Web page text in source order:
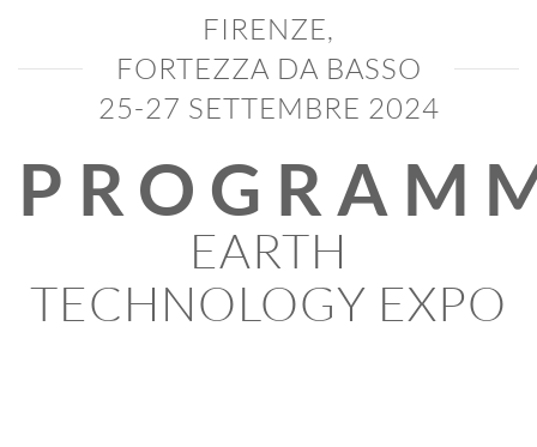
FIRENZE,
FORTEZZA DA BASSO
25-27 SETTEMBRE 2024
EARTH
TECHNOLOGY EXPO